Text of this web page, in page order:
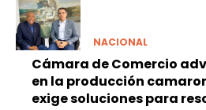
NACIONAL
Cámara de Comercio
en la producción
exige soluciones para